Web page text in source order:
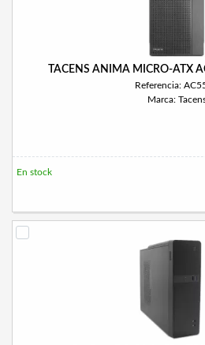
TACENS ANIMA MICRO-ATX
Referencia:
Marca:
En stock